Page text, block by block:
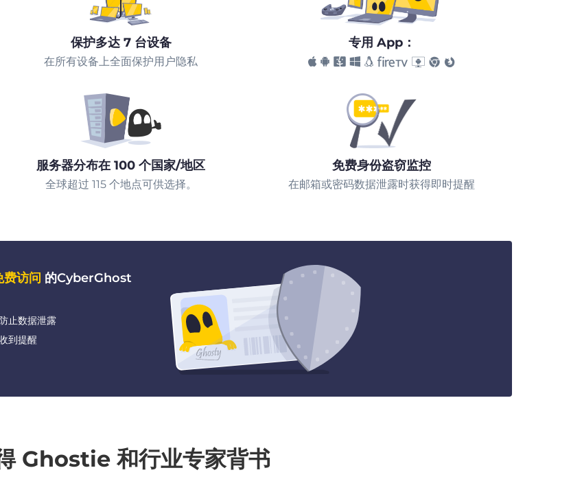
保护多达 7 台设备
在所有设备上全面保护用户隐私
专用 App：
服务器分布在 100 个国家/地区
全球超过 115 个地点可供选择。
免费身份盗窃监控
在邮箱或密码数据泄露时获得即时提醒
费访问 的CyberGhost
止数据泄露
到提醒
Ghostie 和行业专家背书